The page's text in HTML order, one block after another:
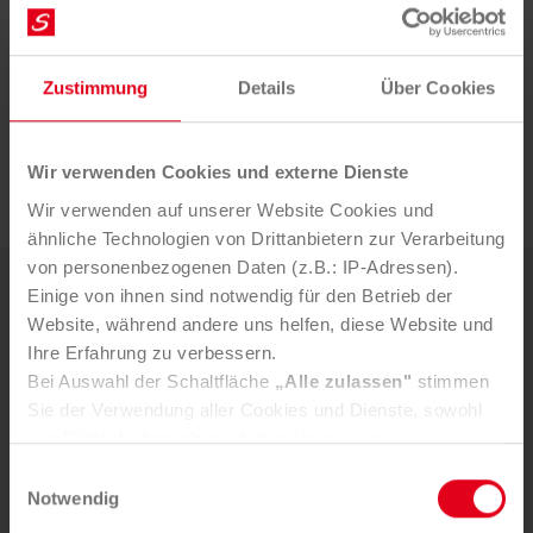
Zustimmung Details Über Cookies
Wir verwenden Cookies und externe Dienste
Wir verwenden auf unserer Website Cookies und
ähnliche Technologien von Drittanbietern zur Verarbeitung
von personenbezogenen Daten (z.B.: IP-Adressen).
Einige von ihnen sind notwendig für den Betrieb der
Website, während andere uns helfen, diese Website und
Ihre Erfahrung zu verbessern.
Bei Auswahl der Schaltfläche „Alle zulassen" stimmen
Sie der Verwendung aller Cookies und Dienste, sowohl
von Drittanbietern als auch den eigenen, zu.
selbst zu entscheiden, welche Cookies-Setzung Sie
Notwendig
Temperaturanstiege in den Behältern messen, 10
Arbeitsstunden pro Monat ein. Diese Zeit wird für
andere Tätigkeiten, wie z. B. Kontrolle von Fehlwürfen
Sie möchten auch einen Beitrag zum Klimaschutz
leisten? Wir freuen uns aufIhre Anfrage.
Weitere News
5. AUGUST 2026
Mürztaler Sauber­macher bleibt
starker Part­ner der Stadt